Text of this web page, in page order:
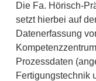
Die Fa. Hörisch-
setzt hierbei auf
Datenerfassung
Prozessdaten
Fertigungstechnik